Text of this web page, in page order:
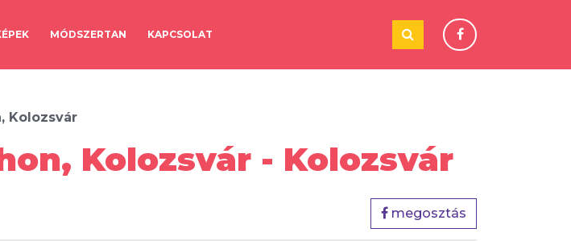
MÓDSZERTAN KAPCSOLAT
Kolozsvár
Kolozsvár - Kolozsvár
megosztás